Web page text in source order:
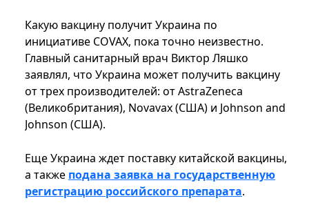
Какую вакцину получит Украина по
инициативе COVAX, пока точно неизвестно.
Главный санитарный врач Виктор Ляшко
заявлял, что Украина может получить вакцину
от трех производителей: от AstraZeneca
(Великобритания), Novavax (США) и Johnson and
Johnson (США).
Еще Украина ждет поставку китайской вакцины,
а также подана заявка на государственную
регистрацию российского препарата.